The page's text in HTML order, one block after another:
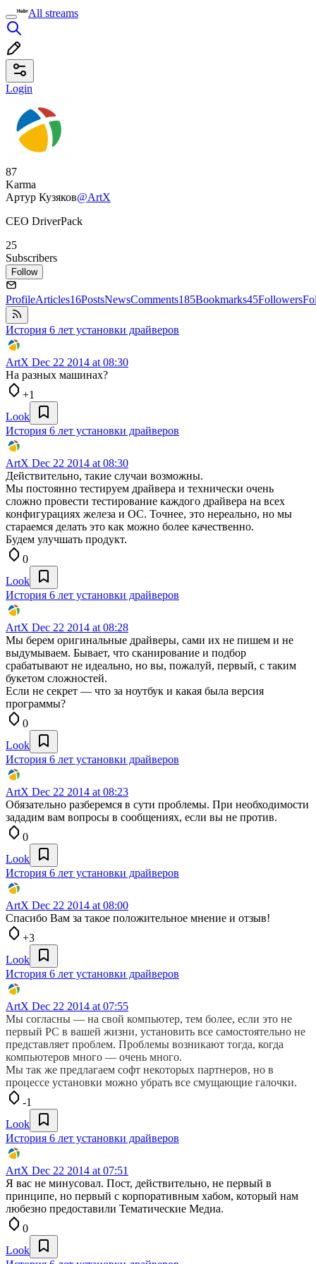
All streams
Login
87
Karma
Артур Кузяков@ArtX
СEO DriverPack
25
Subscribers
Follow
ProfileArticles16PostsNewsComments185Bookmarks45Followers
История 6 лет установки драйверов
ArtX Dec 22 2014 at 08:30
На разных машинах?
+1
Look
История 6 лет установки драйверов
ArtX Dec 22 2014 at 08:30
Действительно, такие случаи возможны.
Мы постоянно тестируем драйвера и технически очень
сложно провести тестирование каждого драйвера на всех
конфигурациях железа и ОС. Точнее, это нереально, но мы
стараемся делать это как можно более качественно.
Будем улучшать продукт.
0
Look
История 6 лет установки драйверов
ArtX Dec 22 2014 at 08:28
Мы берем оригинальные драйверы, сами их не пишем и не
выдумываем. Бывает, что сканирование и подбор
срабатывают не идеально, но вы, пожалуй, первый, с таким
букетом сложностей.
Если не секрет — что за ноутбук и какая была версия
программы?
0
Look
История 6 лет установки драйверов
ArtX Dec 22 2014 at 08:23
Обязательно разберемся в сути проблемы. При необходимости
зададим вам вопросы в сообщениях, если вы не против.
0
Look
История 6 лет установки драйверов
ArtX Dec 22 2014 at 08:00
Спасибо Вам за такое положительное мнение и отзыв!
+3
Look
История 6 лет установки драйверов
ArtX Dec 22 2014 at 07:55
Мы согласны — на свой компьютер, тем более, если это не
первый PC в вашей жизни, установить все самостоятельно не
представляет проблем. Проблемы возникают тогда, когда
компьютеров много — очень много.
Мы так же предлагаем софт некоторых партнеров, но в
процессе установки можно убрать все смущающие галочки.
-1
Look
История 6 лет установки драйверов
ArtX Dec 22 2014 at 07:51
Я вас не минусовал. Пост, действительно, не первый в
принципе, но первый с корпоративным хабом, который нам
любезно предоставили Тематические Медиа.
0
Look